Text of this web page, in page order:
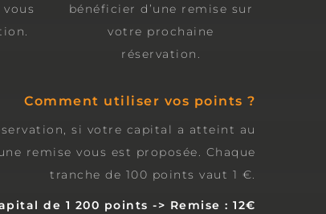
bénéficier d’une remise sur
votre prochaine
réservation.
Comment utiliser vos points ?
si votre capital a atteint au
remise vous est proposée. Chaque
tranche de 100 points vaut 1 €.
de 1 200 points -> Remise : 12€